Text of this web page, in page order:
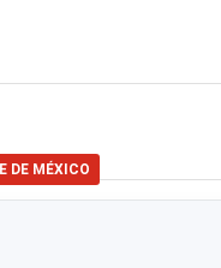
DE MÉXICO